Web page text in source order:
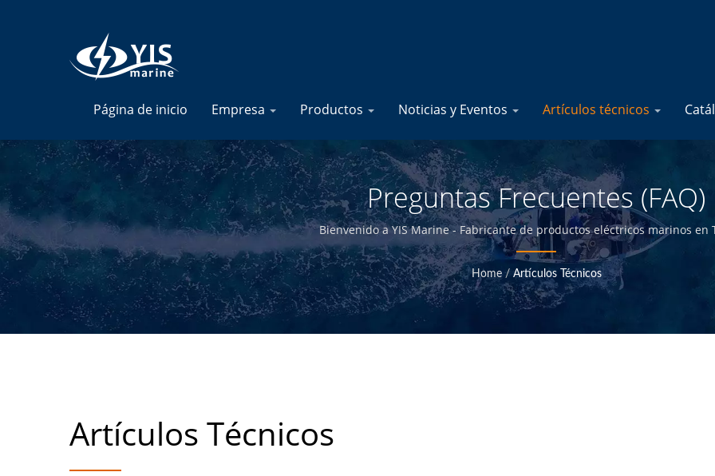
Página de inicio Empresa Productos Noticias y Eventos Artículos técnicos
Preguntas Frecuentes (FAQ)
Bienvenido a YIS Marine - Fabricante de productos eléctricos marinos en
Home / Artículos Técnicos
Artículos Técnicos